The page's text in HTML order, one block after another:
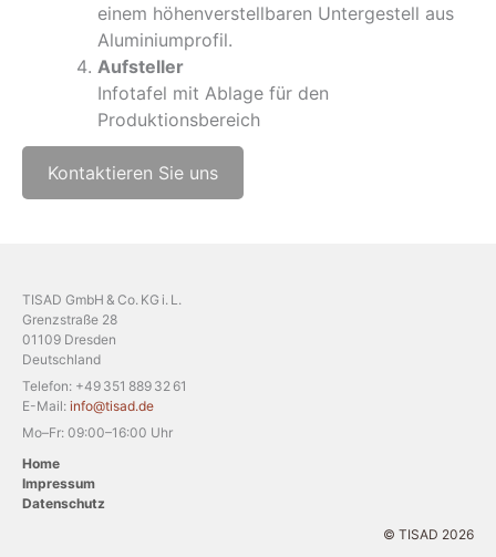
einem höhenverstellbaren Untergestell aus
Aluminiumprofil.
Aufsteller
Infotafel mit Ablage für den
Produktionsbereich
Kontaktieren Sie uns
TISAD GmbH & Co. KG i. L.
Grenzstraße 28
01109 Dresden
Deutschland
Telefon: +49 351 889 32 61
E-Mail: info@tisad.de
Mo–Fr: 09:00–16:00 Uhr
Home
Impressum
Datenschutz
© TISAD 2026